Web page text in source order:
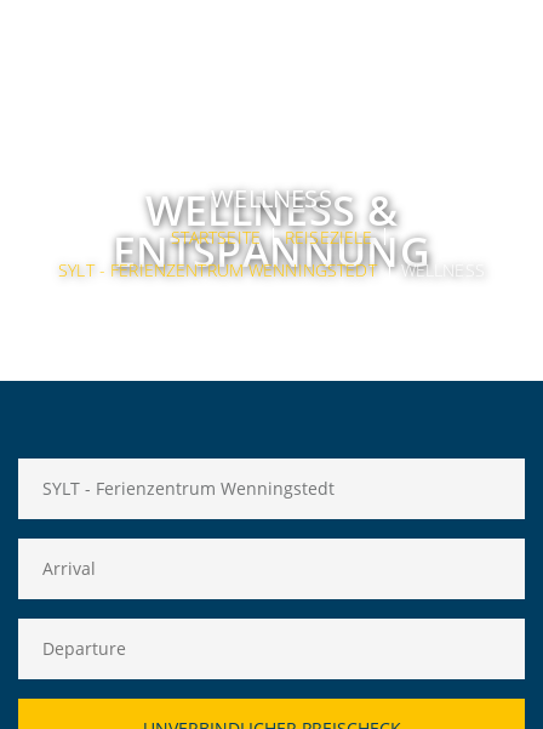
WELLNESS &
ENTSPANNUNG
WELLNESS
STARTSEITE
REISEZIELE
SYLT - FERIENZENTRUM WENNINGSTEDT
WELLNESS